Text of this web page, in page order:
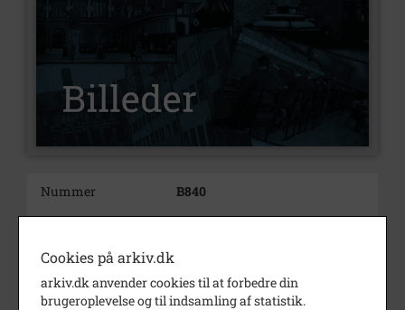
Nummer
B840
Type
Billeder
Beskrivelse
2. Helge Halleby Hansen.
Cookies på arkiv.dk
arkiv.dk anvender cookies til at forbedre din
brugeroplevelse og til indsamling af statistik.